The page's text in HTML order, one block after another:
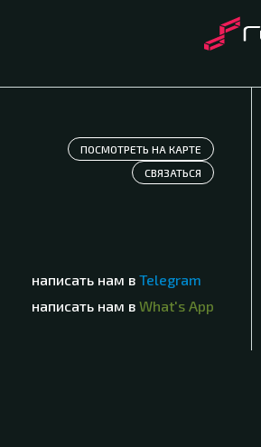
ПОСМОТРЕТЬ НА КАРТЕ
СВЯЗАТЬСЯ
написать нам вTelegram
написать нам вWhat's App